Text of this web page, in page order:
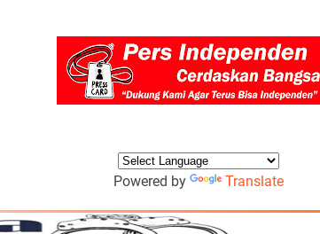
Powered by Translate